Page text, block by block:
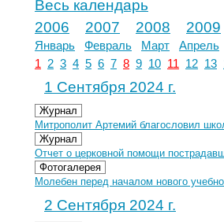
Весь календарь
2006
2007 2008 2009
Январь Февраль Март Апрель
1
2 3 4 5 6 7 8 9 10 11 12 13
1 Сентября 2024 г.
Журнал
Митрополит Артемий благословил
Журнал
Отчет о церковной помощи
Фотогалерея
Молебен перед началом нового
2 Сентября 2024 г.